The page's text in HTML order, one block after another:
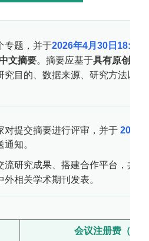
专题，并于2026年4月30 日 18:00
文摘要。摘要应基于具有原创性
究目的、数据来源、研究方法以
对提交摘要进行评审，并于2026
知。
流研究成果、搭建合作平台，共
相关学术期刊发表。
会议注册费（报